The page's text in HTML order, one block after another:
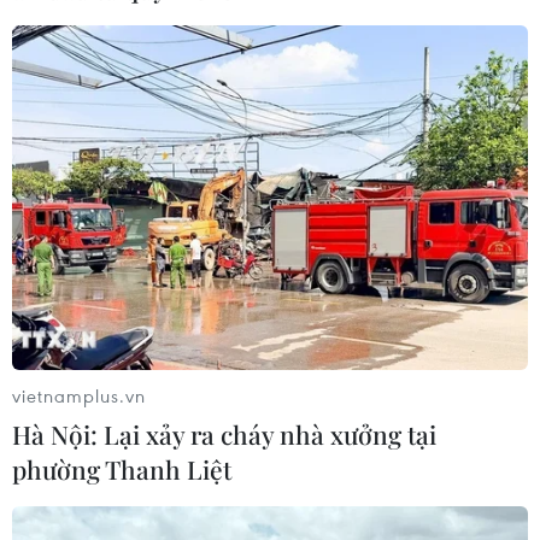
Thái Lan: Xả súng gây thương vong
tại trường học ở Nonthaburi
07/08/2026 05:12
Xây dựng Cộng đồng ASEAN tự
cường, sáng tạo, lấy người dân làm
trung tâm
06/08/2026 23:55
vietnamplus.vn
Hà Nội: Lại xảy ra cháy nhà xưởng tại
phường Thanh Liệt